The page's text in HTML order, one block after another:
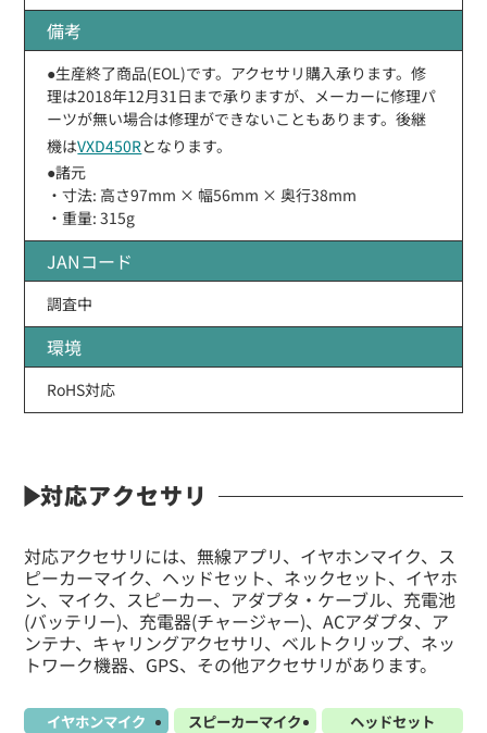
備考
●生産終了商品(EOL)です。アクセサリ購入承ります。修
理は2018年12月31日まで承りますが、メーカーに修理パ
ーツが無い場合は修理ができないこともあります。後継
機はVXD450Rとなります。
●諸元
・寸法: 高さ97mm × 幅56mm × 奥行38mm
・重量: 315g
JANコード
調査中
環境
RoHS対応
対応アクセサリ
対応アクセサリには、無線アプリ、イヤホンマイク、ス
ピーカーマイク、ヘッドセット、ネックセット、イヤホ
ン、マイク、スピーカー、アダプタ・ケーブル、充電池
(バッテリー)、充電器(チャージャー)、ACアダプタ、ア
ンテナ、キャリングアクセサリ、ベルトクリップ、ネッ
トワーク機器、GPS、その他アクセサリがあります。
イヤホンマイク スピーカーマイク
ヘッドセット